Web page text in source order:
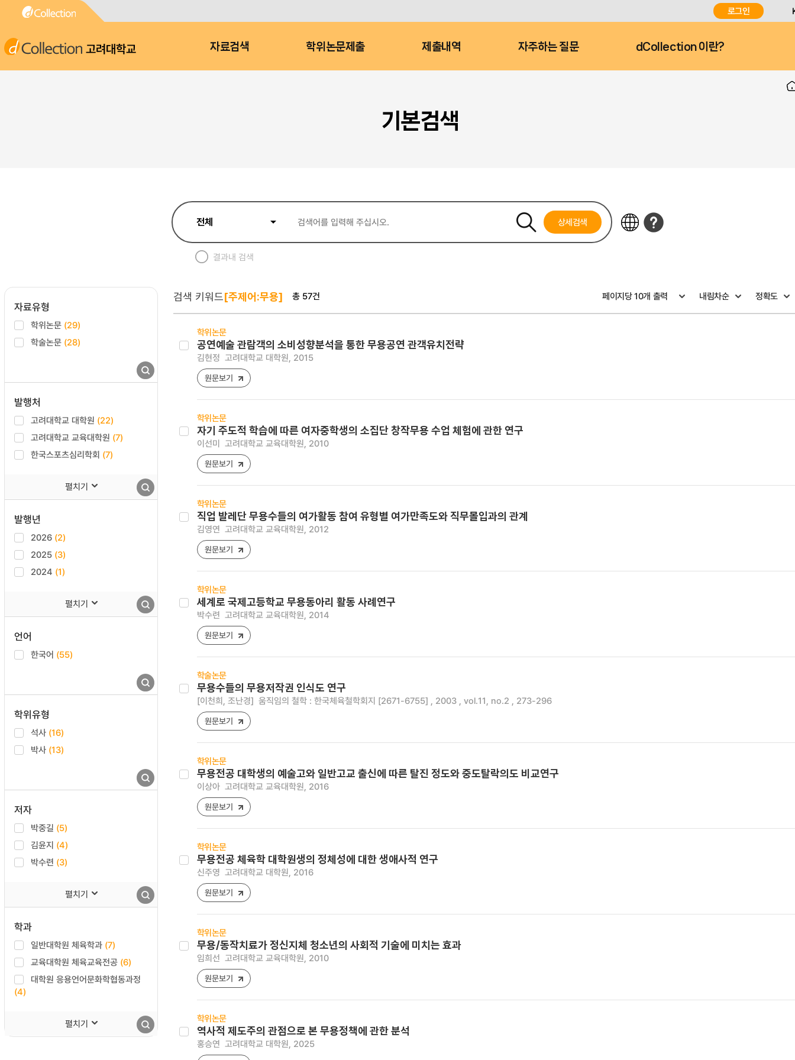
로그인
고려대학교 자료검색 학위논문제출 제출내역 자주하는 질문 dCollection 이란?
기본검색
상세검색
결과내 검색
자료유형
학위논문 (29)
학술논문 (28)
발행처
고려대학교 대학원 (22)
고려대학교 교육대학원 (7)
한국스포츠심리학회 (7)
펼치기
발행년
2026 (2)
2025 (3)
2024 (1)
펼치기
언어
한국어 (55)
학위유형
석사 (16)
박사 (13)
저자
박중길 (5)
김윤지 (4)
박수련 (3)
펼치기
학과
일반대학원 체육학과 (7)
교육대학원 체육교육전공 (6)
대학원 응용언어문화학협동과정
(4)
펼치기
검색 키워드[주제어:무용] 총 57건
학위논문
공연예술 관람객의 소비성향분석을 통한 무용공연 관객유치전략
김현정 고려대학교 대학원, 2015
원문보기
학위논문
자기 주도적 학습에 따른 여자중학생의 소집단 창작무용 수업 체험에 관한 연구
이선미 고려대학교 교육대학원, 2010
원문보기
학위논문
직업 발레단 무용수들의 여가활동 참여 유형별 여가만족도와 직무몰입과의 관계
김영연 고려대학교 교육대학원, 2012
원문보기
학위논문
세계로 국제고등학교 무용동아리 활동 사례연구
박수련 고려대학교 교육대학원, 2014
원문보기
학술논문
무용수들의 무용저작권 인식도 연구
[이천희, 조난경] 움직임의 철학 : 한국체육철학회지 [2671-6755] , 2003 , vol.11, no.2 , 273-296
원문보기
학위논문
무용전공 대학생의 예술고와 일반고교 출신에 따른 탈진 정도와 중도탈락의도 비교연구
이상아 고려대학교 교육대학원, 2016
원문보기
학위논문
무용전공 체육학 대학원생의 정체성에 대한 생애사적 연구
신주영 고려대학교 대학원, 2016
원문보기
학위논문
무용/동작치료가 정신지체 청소년의 사회적 기술에 미치는 효과
임희선 고려대학교 교육대학원, 2010
원문보기
학위논문
역사적 제도주의 관점으로 본 무용정책에 관한 분석
홍승연 고려대학교 대학원, 2025